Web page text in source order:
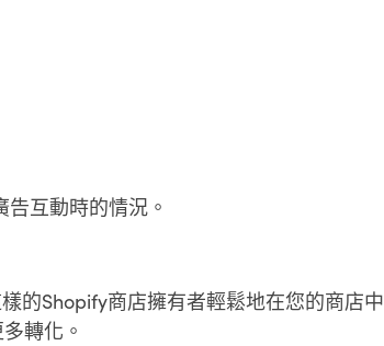
互動時的情況。
的Shopify商店擁有者輕鬆地在您的商店中
轉化。